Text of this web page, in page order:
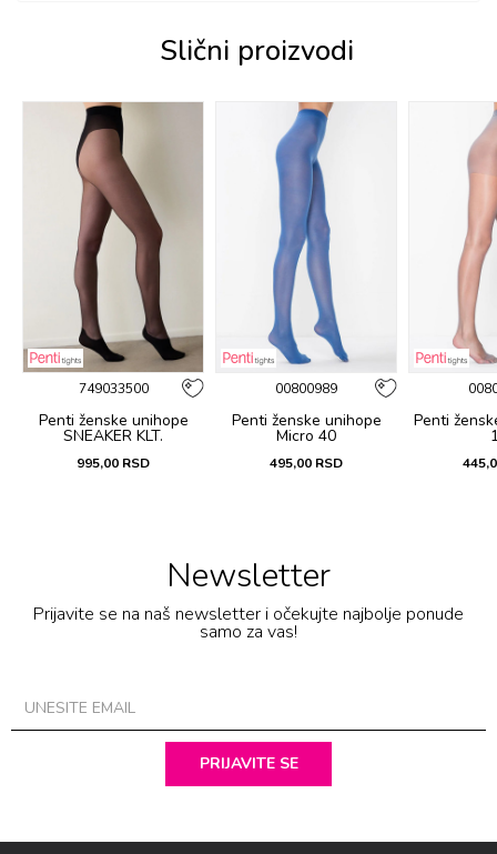
Slični proizvodi
749033500
Penti ženske unihope
SNEAKER KLT.
995,00 RSD
00800989
Penti ženske unihope
Micro 40
495,00 RSD
Penti
Newsletter
Prijavite se na naš newsletter i očekujte najbolje ponude
samo za vas!
PRIJAVITE SE